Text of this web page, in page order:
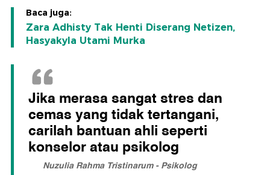
Baca juga:
Zara Adhisty Tak Henti Diserang Netizen,
Hasyakyla Utami Murka
Jika merasa sangat stres dan
cemas yang tidak tertangani,
carilah bantuan ahli seperti
konselor atau psikolog
Nuzulia Rahma Tristinarum - Psikolog